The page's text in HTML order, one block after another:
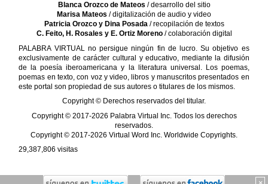
Blanca Orozco de Mateos / desarrollo del sitio
Marisa Mateos / digitalización de audio y video
Patricia Orozco y Dina Posada/ recopilación de textos
C. Feito, H. Rosales y E. Ortiz Moreno/ colaboración digital
PALABRA VIRTUAL no persigue ningún fin de lucro. Su objetivo es
exclusivamente de carácter cultural y educativo, mediante la difusión
de la poesía iberoamericana y la literatura universal. Los poemas,
poemas en texto, con voz y video, libros y manuscritos presentados en
este portal son propiedad de sus autores o titulares de los mismos.
Copyright © Derechos reservados del titular.
Copyright © 2017-2026 Palabra Virtual Inc. Todos los derechos
reservados.
Copyright © 2017-2026 Virtual Word Inc. Worldwide Copyrights.
29,387,806 visitas